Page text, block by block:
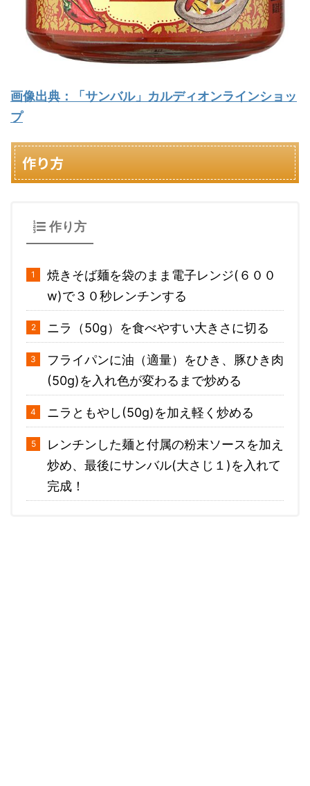
画像出典：「サンバル」カルディオンラインショッ
プ
作り方
作り方
焼きそば麺を袋のまま電子レンジ(６００
w)で３０秒レンチンする
ニラ（50g）を食べやすい大きさに切る
フライパンに油（適量）をひき、豚ひき肉
(50g)を入れ色が変わるまで炒める
ニラともやし(50g)を加え軽く炒める
レンチンした麺と付属の粉末ソースを加え
炒め、最後にサンバル(大さじ１)を入れて
完成！